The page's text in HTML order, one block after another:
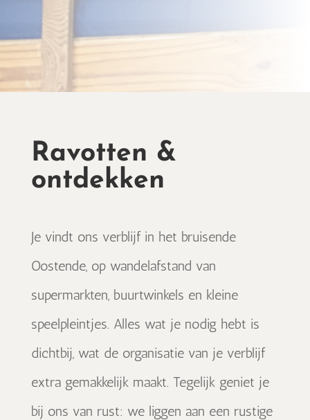
Ravotten &
ontdekken
Je vindt ons verblijf in het bruisende
Oostende, op wandelafstand van
supermarkten, buurtwinkels en kleine
speelpleintjes. Alles wat je nodig hebt is
dichtbij, wat de organisatie van je verblijf
extra gemakkelijk maakt. Tegelijk geniet je
bij ons van rust: we liggen aan een rustige